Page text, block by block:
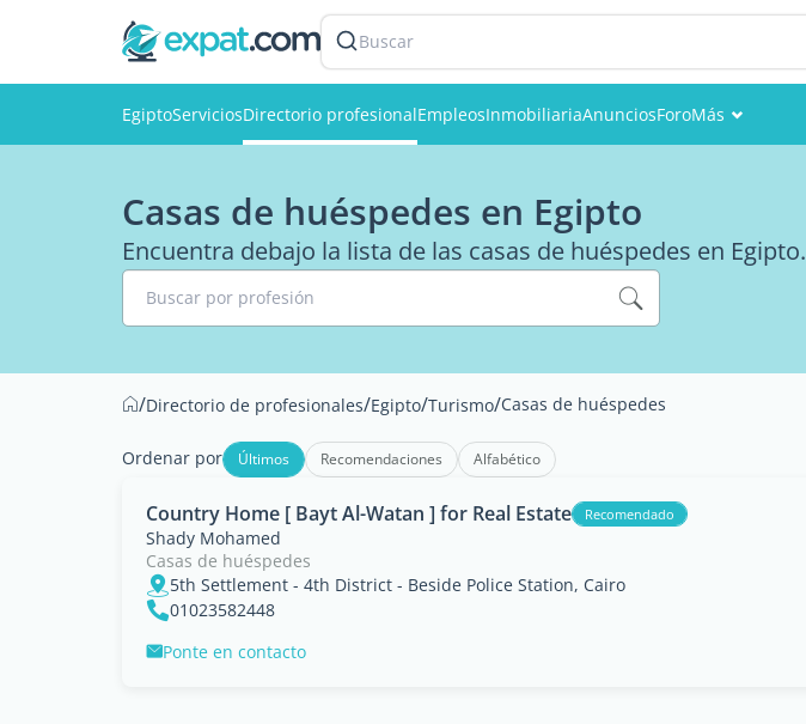
Buscar
EgiptoServiciosDirectorio profesionalEmpleosInmobiliariaAnunciosForoMás
Casas de huéspedes en Egipto
Encuentra debajo la lista de las casas de huéspedes en Egipto.
Buscar por profesión
/Directorio de profesionales/Egipto/Turismo/Casas de huéspedes
Ordenar por Últimos Recomendaciones Alfabético
Country Home [ Bayt Al-Watan ] for Real Estate Recomendado
Shady Mohamed
Casas de huéspedes
5th Settlement - 4th District - Beside Police Station, Cairo
01023582448
Ponte en contacto